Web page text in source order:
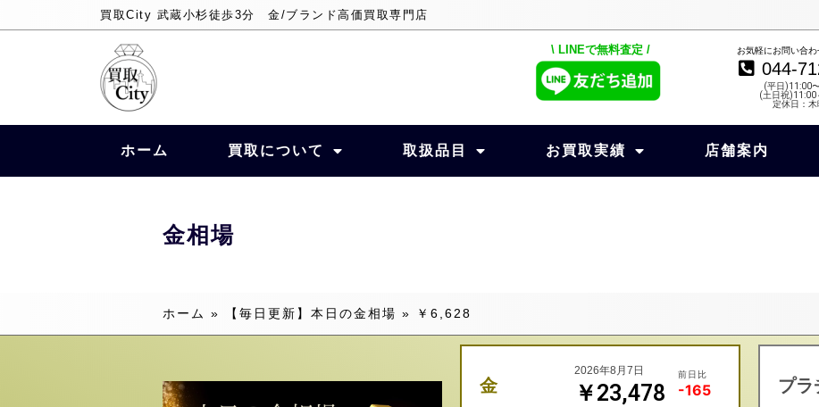
買取City 武蔵小杉徒歩3分 金/ブランド高価買取専門店
\ LINEで無料査定 / お気軽にお問い合わ
044-
(平日)11:00
(土日祝)11:00
定休日：木
ホーム 買取について 取扱品目 お買取実績 店舗案内
金相場
ホーム » 【毎日更新】本日の金相場 » ￥6,628
金 ￥23,478
2026年8月7日 前日比
-165 プラ